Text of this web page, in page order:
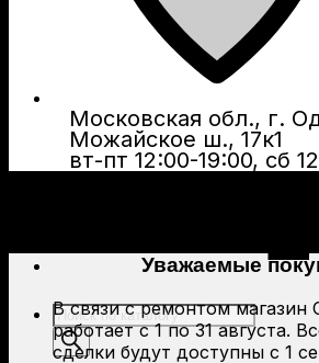
Московская обл., г.
Можайское ш., 17к1
вт-пт 12:00-19:00, сб
Поиск
товаров
Уважаемые
В связи с ремонтом магазин
работает с 1 по 31 августа.
сделки будут доступны с 1